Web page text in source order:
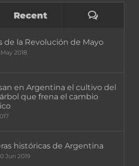
Recent
de la Revolución de Mayo
2018
en Argentina el cultivo del
árbol que frena el cambio
históricas de Argentina
Jun 2019